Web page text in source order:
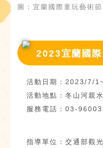
圖：宜蘭國際童玩藝術
2023宜蘭國
活動日期：2023/7/
活動地點：冬山河親
服務電話：03-
指導單位：交通部觀